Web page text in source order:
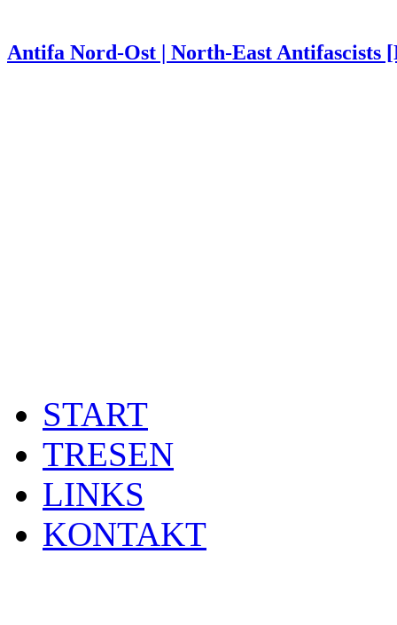
Antifa Nord-Ost | North-East Antifascists
START
TRESEN
LINKS
KONTAKT